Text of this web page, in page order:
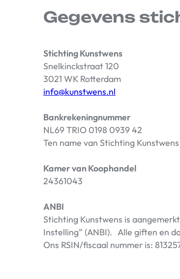
Gegevens
Stichting Kunstwens
Snelkinckstraat 120
3021 WK Rotterdam
info@kunstwens.nl
Bankrekeningnummer
NL69 TRIO 0198 0939 42
Ten name van Stichting Kunstwens
Kamer van Koophandel
24361043
ANBI
Stichting Kunstwens is
Instelling” (ANBI). Alle giften en
Ons RSIN/fiscaal nummer is: